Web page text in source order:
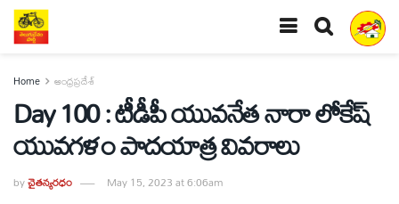
Home ఆంధ్రప్రదేశ్
Day 100 : టీడీపీ యువనేత నారా లోకేష్
యువగళం పాదయాత్ర వివరాలు
byచైతన్యరధం May 15, 2023 at 6:06am